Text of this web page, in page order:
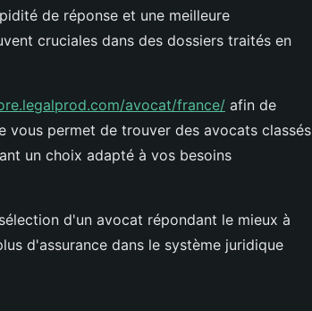
de réponse et une meilleure
cruciales dans des dossiers traités en
avocat/france/ afin de
permet de trouver des avocats classés
un choix adapté à vos besoins
d'un avocat répondant le mieux à
d'assurance dans le système juridique